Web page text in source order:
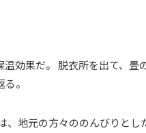
効果だ。 脱衣所を出て、
。
地元の方々ののんびりと